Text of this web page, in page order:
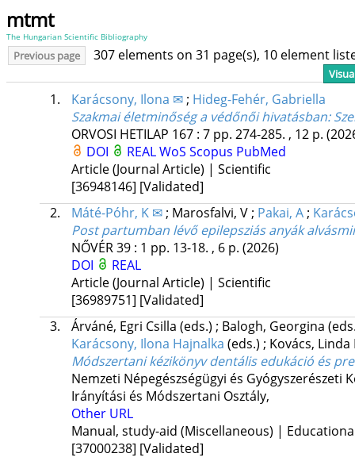
mtmt
The Hungarian Scientific Bibliography
Previous page 307 elements on 31 page(s), 10 element
1. Karácsony, Ilona ✉; Hideg-Fehér, Gabriella
Szakmai életminőség a védőnői hivatásban:
ORVOSI HETILAP 167: 7 pp. 274-285. , 12 p.
DOI
REALWoS Scopus PubMed
Article (Journal Article) | Scientific
[36948146] [Validated]
2.
Máté-Póhr, K ✉; Marosfalvi, V; Pakai, A;
Post partumban lévő epilepsziás anyák
NŐVÉR39: 1 pp. 13-18. , 6 p. (2026)
DOI
REAL
Article (Journal Article) | Scientific
[36989751] [Validated]
3.
Árváné, Egri Csilla (eds.) ; Balogh, Georgina
Karácsony, Ilona Hajnalka (eds.) ; Kovács,
Módszertani kézikönyv dentális edukáció és
Nemzeti Népegészségügyi és Gyógyszerészeti
Irányítási és Módszertani Osztály,
Other URL
Manual, study-aid (Miscellaneous) |
[37000238] [Validated]